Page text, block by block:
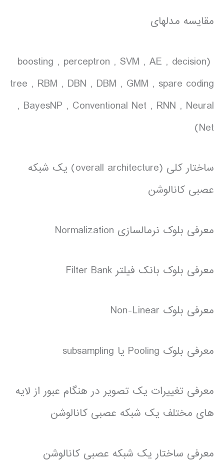
مقایسه مدلهای
(boosting , perceptron , SVM , AE , decision
tree , RBM , DBN , DBM , GMM , spare coding
, BayesNP , Conventional Net , RNN , Neural
Net)
ساختار کلی (overall architecture) یک شبکه
عصبی کانالوشن
معرفی بلوک نرمالسازی Normalization
معرفی بلوک بانک فیلتر Filter Bank
معرفی بلوک Non-Linear
معرفی بلوک Pooling یا subsampling
معرفی تغییرات یک تصویر در هنگام عبور از لایه
های مختلف یک شبکه عصبی کانالوشن
معرفی ساختار یک شبکه عصبی کانالوشن